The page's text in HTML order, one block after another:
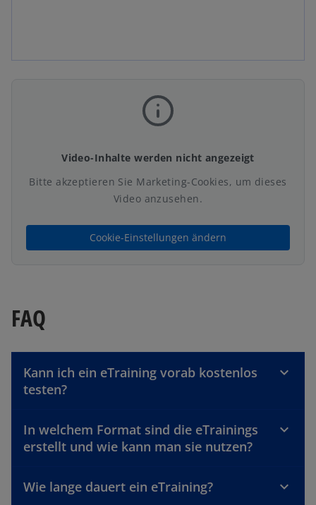
Video-Inhalte werden nicht angezeigt
Bitte akzeptieren Sie Marketing-Cookies, um dieses
Video anzusehen.
Cookie-Einstellungen ändern
FAQ
Kann ich ein eTraining vorab kostenlos
testen?
In welchem Format sind die eTrainings
erstellt und wie kann man sie nutzen?
Wie lange dauert ein eTraining?
ir